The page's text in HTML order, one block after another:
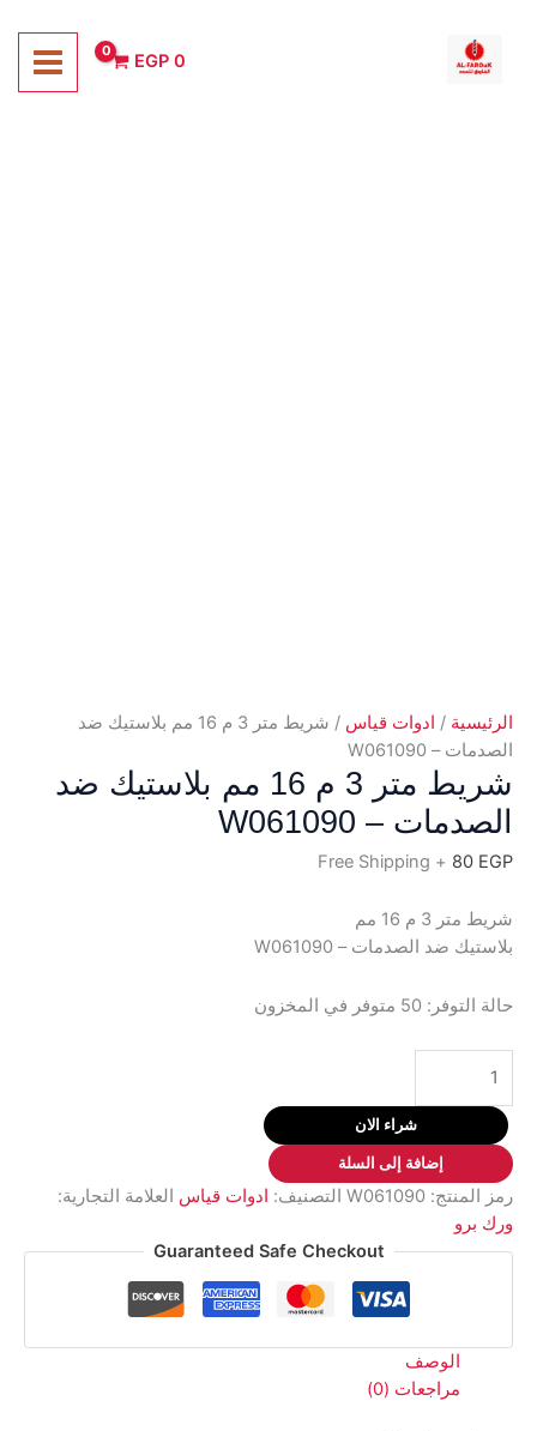
المحتوى
0
EGP
الرئيسية / ادوات قياس
/ شريط متر 3 م 16 مم بلاستيك ضد
الصدمات – W061090
شريط متر 3 م 16 مم بلاستيك ضد
الصدمات – W061090
80 EGP
+ Free Shipping
شريط متر 3 م 16 مم
بلاستيك ضد الصدمات – W061090
حالة التوفر: 50 متوفر في المخزون
شريط
متر
3
م
16
مم
بلاستيك
W061090
شراء الان
إضافة إلى السلة
رمز المنتج: W061090 التصنيف: ادوات قياس العلامة التجارية:
ورك برو
Guaranteed Safe Checkout
الوصف
مراجعات (0)